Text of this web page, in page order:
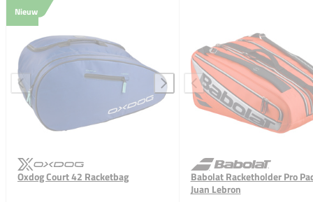
Nieuw
Oxdog Court 42 Racketbag
Babolat Racketholder Pro
Juan Lebron